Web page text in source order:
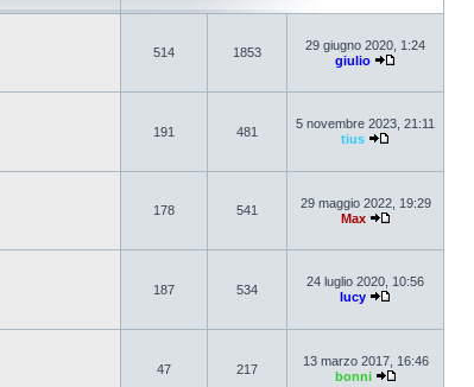
514 1853
29 giugno 2020, 1:24
giulio
191 481
5 novembre 2023, 21:11
tius
178 541
29 maggio 2022, 19:29
Max
187 534
24 luglio 2020, 10:56
lucy
47 217
13 marzo 2017, 16:46
bonni